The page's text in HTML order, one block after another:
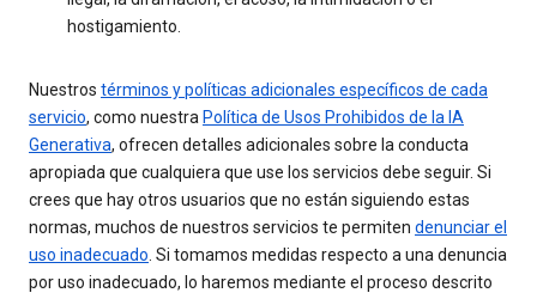
hostigamiento.
Nuestros términos y políticas adicionales específicos de cada
servicio, como nuestra Política de Usos Prohibidos de la IA
Generativa, ofrecen detalles adicionales sobre la conducta
apropiada que cualquiera que use los servicios debe seguir. Si
crees que hay otros usuarios que no están siguiendo estas
normas, muchos de nuestros servicios te permiten denunciar el
uso inadecuado. Si tomamos medidas respecto a una denuncia
por uso inadecuado, lo haremos mediante el proceso descrito